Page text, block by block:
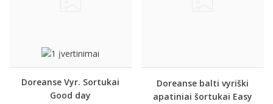
Doreanse Vyr. Sortukai
Good day
Doreanse balti vyriški
apatiniai šortukai Easy